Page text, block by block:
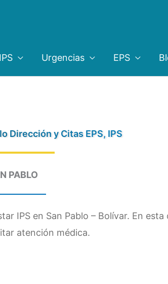
IPS Urgencias EPS
Dirección y Citas EPS, IPS
PABLO
IPS en San Pablo – Bolívar. En
atención médica.